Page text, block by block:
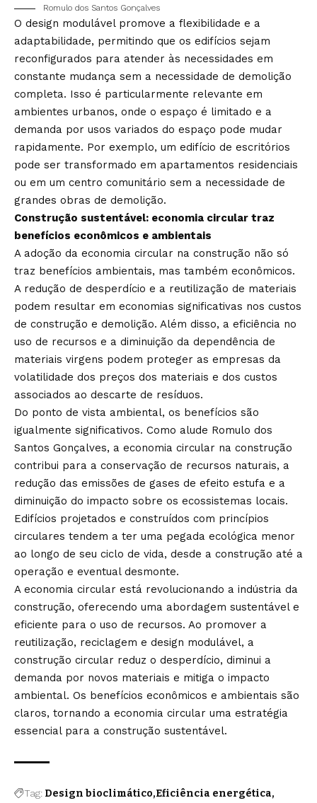
Romulo dos Santos Gonçalves
O design modulável promove a flexibilidade e a
adaptabilidade, permitindo que os edifícios sejam
reconfigurados para atender às necessidades em
constante mudança sem a necessidade de demolição
completa. Isso é particularmente relevante em
ambientes urbanos, onde o espaço é limitado e a
demanda por usos variados do espaço pode mudar
rapidamente. Por exemplo, um edifício de escritórios
pode ser transformado em apartamentos residenciais
ou em um centro comunitário sem a necessidade de
grandes obras de demolição.
Construção sustentável: economia circular traz
benefícios econômicos e ambientais
A adoção da economia circular na construção não só
traz benefícios ambientais, mas também econômicos.
A redução de desperdício e a reutilização de materiais
podem resultar em economias significativas nos custos
de construção e demolição. Além disso, a eficiência no
uso de recursos e a diminuição da dependência de
materiais virgens podem proteger as empresas da
volatilidade dos preços dos materiais e dos custos
associados ao descarte de resíduos.
Do ponto de vista ambiental, os benefícios são
igualmente significativos. Como alude Romulo dos
Santos Gonçalves, a economia circular na construção
contribui para a conservação de recursos naturais, a
redução das emissões de gases de efeito estufa e a
diminuição do impacto sobre os ecossistemas locais.
Edifícios projetados e construídos com princípios
circulares tendem a ter uma pegada ecológica menor
ao longo de seu ciclo de vida, desde a construção até a
operação e eventual desmonte.
A economia circular está revolucionando a indústria da
construção, oferecendo uma abordagem sustentável e
eficiente para o uso de recursos. Ao promover a
reutilização, reciclagem e design modulável, a
construção circular reduz o desperdício, diminui a
demanda por novos materiais e mitiga o impacto
ambiental. Os benefícios econômicos e ambientais são
claros, tornando a economia circular uma estratégia
essencial para a construção sustentável.
Tag: Design bioclimático Eficiência energética